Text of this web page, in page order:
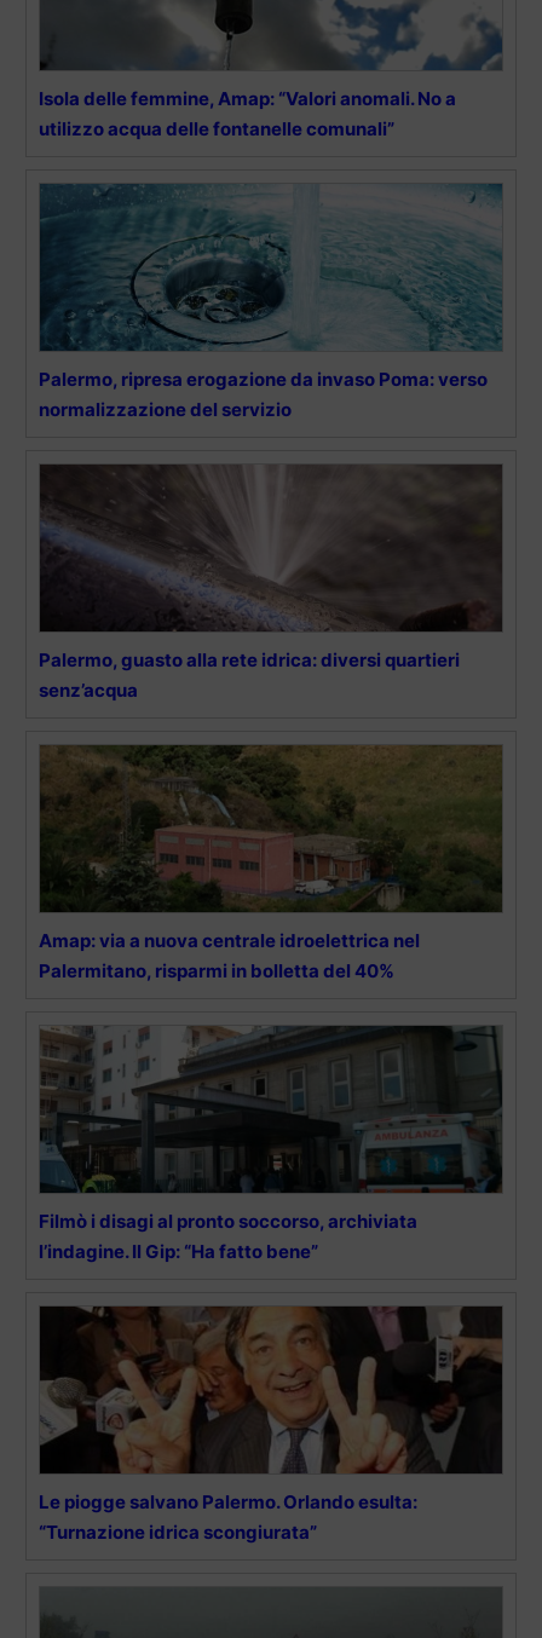
Isola delle femmine, Amap: “Valori anomali. No a
utilizzo acqua delle fontanelle comunali”
Palermo, ripresa erogazione da invaso Poma: verso
normalizzazione del servizio
Palermo, guasto alla rete idrica: diversi quartieri
senz’acqua
Amap: via a nuova centrale idroelettrica nel
Palermitano, risparmi in bolletta del 40%
Filmò i disagi al pronto soccorso, archiviata
l’indagine. Il Gip: “Ha fatto bene”
Le piogge salvano Palermo. Orlando esulta:
“Turnazione idrica scongiurata”